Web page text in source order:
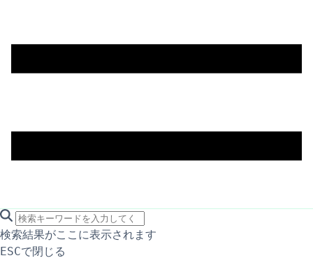
search icon
サイト内検索
検索結果がここに表示されます
ESCで閉じる